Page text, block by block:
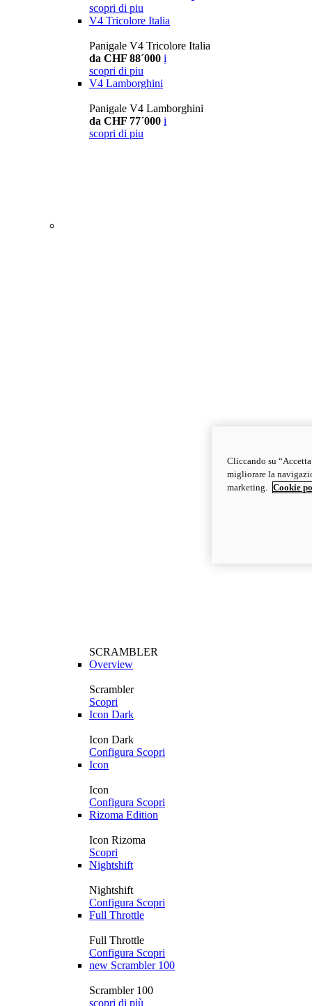
scopri di piu
V4 Tricolore Italia
Panigale V4 Tricolore Italia
da CHF 88´000 i
scopri di piu
V4 Lamborghini
Panigale V4 Lamborghini
da CHF 77´000 i
scopri di piu
SCRAMBLER
Overview
Scrambler
Scopri
Icon Dark
Icon Dark
Configura Scopri
Icon
Icon
Configura Scopri
Rizoma Edition
Icon Rizoma
Scopri
Nightshift
Nightshift
Configura Scopri
Full Throttle
Full Throttle
Configura Scopri
new Scrambler 100
Scrambler 100
scopri di più
Cliccando su
migliorare la
marketing.
Cookie